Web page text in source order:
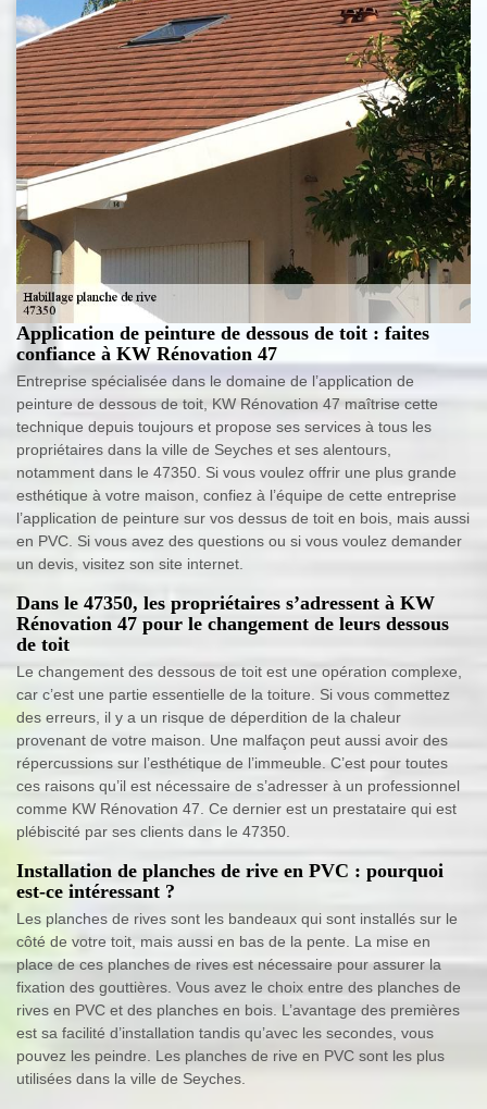
Application de peinture de dessous de toit : faites
confiance à KW Rénovation 47
Entreprise spécialisée dans le domaine de l’application de
peinture de dessous de toit, KW Rénovation 47 maîtrise cette
technique depuis toujours et propose ses services à tous les
propriétaires dans la ville de Seyches et ses alentours,
notamment dans le 47350. Si vous voulez offrir une plus grande
esthétique à votre maison, confiez à l’équipe de cette entreprise
l’application de peinture sur vos dessus de toit en bois, mais aussi
en PVC. Si vous avez des questions ou si vous voulez demander
un devis, visitez son site internet.
Dans le 47350, les propriétaires s’adressent à KW
Rénovation 47 pour le changement de leurs dessous
de toit
Le changement des dessous de toit est une opération complexe,
car c’est une partie essentielle de la toiture. Si vous commettez
des erreurs, il y a un risque de déperdition de la chaleur
provenant de votre maison. Une malfaçon peut aussi avoir des
répercussions sur l’esthétique de l’immeuble. C’est pour toutes
ces raisons qu’il est nécessaire de s’adresser à un professionnel
comme KW Rénovation 47. Ce dernier est un prestataire qui est
plébiscité par ses clients dans le 47350.
Installation de planches de rive en PVC : pourquoi
est-ce intéressant ?
Les planches de rives sont les bandeaux qui sont installés sur le
côté de votre toit, mais aussi en bas de la pente. La mise en
place de ces planches de rives est nécessaire pour assurer la
fixation des gouttières. Vous avez le choix entre des planches de
rives en PVC et des planches en bois. L’avantage des premières
est sa facilité d’installation tandis qu’avec les secondes, vous
pouvez les peindre. Les planches de rive en PVC sont les plus
utilisées dans la ville de Seyches.